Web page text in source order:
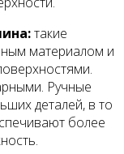
такие
материалом и
Ручные
деталей, в то
более